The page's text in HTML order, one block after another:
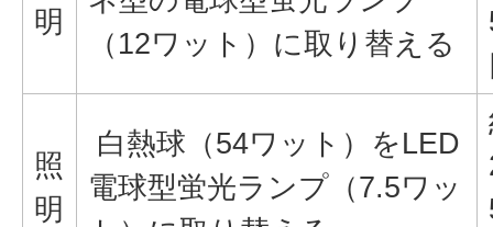
明
（12ワット）に取り替える
照
明
白熱球（54ワット）をLED
電球型蛍光ランプ（7.5ワッ